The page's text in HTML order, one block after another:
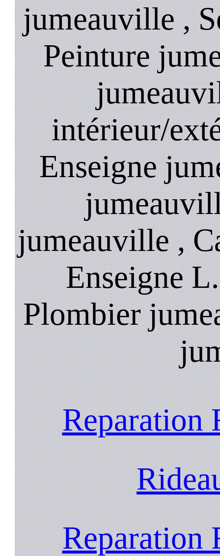
jumeauville ,
Peinture
intérieur/
Enseigne
jumeauville ,
Enseigne
Plombier
Reparation
Reparation